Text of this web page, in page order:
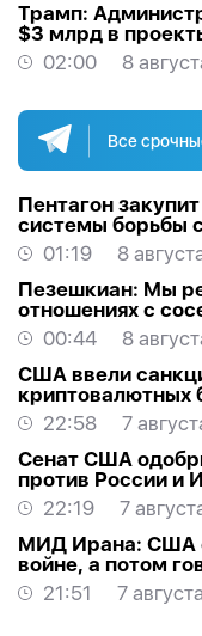
Трамп:
$3 млрд в
ископаемых
02:00 8
Все
Пентагон
системы борьбы
01:19
8
Пезешкиан: Мы
отношениях с
00:44
8
США ввели
криптовалютных
оказывавших
22:58
7
Сенат США
против России и
22:19
7
МИД Ирана: США
войне, а потом
21:51
7